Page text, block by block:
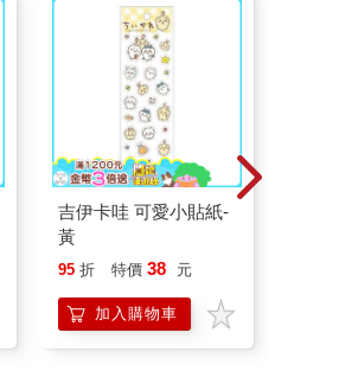
吉伊卡哇 可愛小貼紙-
黃
95 折 特價 38 元
加入購物車